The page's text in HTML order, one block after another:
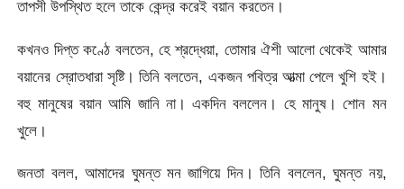
তাপসী উপস্থিত হলে তাকে কেন্দ্র করেই বয়ান করতেন।
কখনও দিপ্ত কণ্ঠে বলতেন, হে শ্রদ্ধেয়া, তোমার ঐশী আলো থেকেই আমার
বয়ানের স্রোতধারা সৃষ্টি। তিনি বলতেন, একজন পবিত্র আত্মা পেলে খুশি হই।
বহু মানুষের বয়ান আমি জানি না। একদিন বললেন। হে মানুষ। শোন মন
খুলে।
জনতা বলল, আমাদের ঘুমন্ত মন জাগিয়ে দিন। তিনি বললেন, ঘুমন্ত নয়,